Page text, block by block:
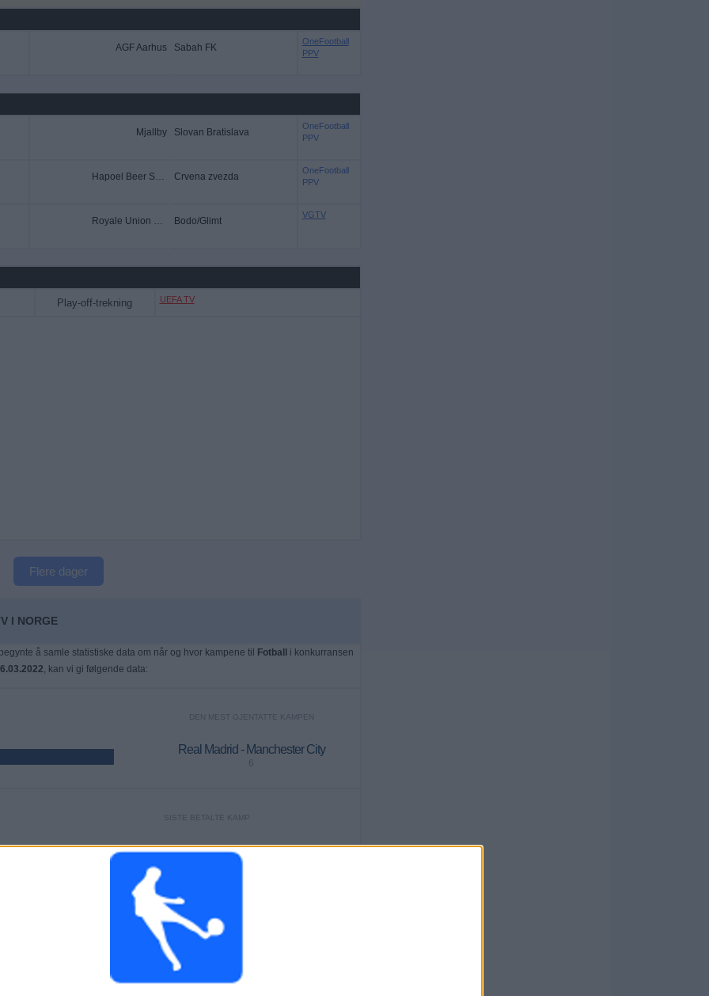
AGF Aarhus Sabah FK
OneFootball
PPV
Mjallby Slovan Bratislava
OneFootball
PPV
Hapoel Beer Sheva Crvena zvezda
OneFootball
PPV
Royale Union SG Bodo/Glimt
VGTV
Play-off-trekning UEFA TV
Flere dager
I NORGE
å samle statistiske data om når og hvor kampene til Fotball
i konkurransen
, kan vi gi følgende data:
DEN MEST GJENTATTE KAMPEN
Real Madrid - Manchester City
6
SISTE BETALTE KAMP
AGF Aarhus - Sabah FK
05.08.2026 Champions League por OneFootball PPV
67
KAMP
GJENNOMSNITT
1,6
KANALER PER